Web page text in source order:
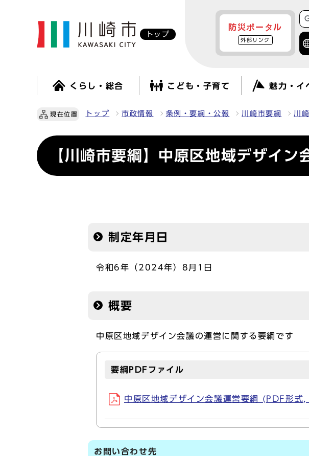
トップ
防災ポータル
外部リンク
くらし・総合 こども・子育て 魅力・イ
現在位置 トップ 市政情報 条例・要綱・公報 川崎市要綱 川
【川崎市要綱】中原区地域デザイン
制定年月日
令和6年（2024年）8月1日
概要
中原区地域デザイン会議の運営に関する要綱です
要綱PDFファイル
中原区地域デザイン会議運営要綱 (PDF形式
お問い合わせ先